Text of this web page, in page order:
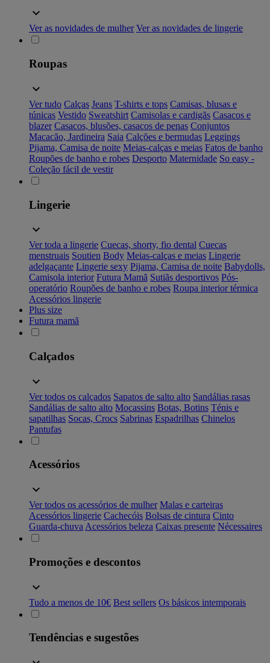
Ver as novidades de mulher Ver as novidades de lingerie
Roupas
Ver tudo Calças Jeans T-shirts e tops Camisas, blusas e
túnicas Vestido Sweatshirt Camisolas e cardigãs Casacos e
blazer Casacos, blusões, casacos de penas Conjuntos
Macacão, Jardineira Saia Calções e bermudas Leggings
Pijama, Camisa de noite Meias-calças e meias Fatos de banho
Roupões de banho e robes Desporto Maternidade So easy -
Coleção fácil de vestir
Lingerie
Ver toda a lingerie Cuecas, shorty, fio dental Cuecas
menstruais Soutien Body Meias-calças e meias Lingerie
adelgaçante Lingerie sexy Pijama, Camisa de noite Babydolls,
Camisola interior Futura Mamã Sutiãs desportivos Pós-
operatório Roupões de banho e robes Roupa interior térmica
Acessórios lingerie
Plus size
Futura mamã
Calçados
Ver todos os calçados Sapatos de salto alto Sandálias rasas
Sandálias de salto alto Mocassins Botas, Botins Ténis e
sapatilhas Socas, Crocs Sabrinas Espadrilhas Chinelos
Pantufas
Acessórios
Ver todos os acessórios de mulher Malas e carteiras
Acessórios lingerie Cachecóis Bolsas de cintura Cinto
Guarda-chuva Acessórios beleza Caixas presente Nécessaires
Promoções e descontos
Tudo a menos de 10€ Best sellers Os básicos intemporais
Tendências e sugestões